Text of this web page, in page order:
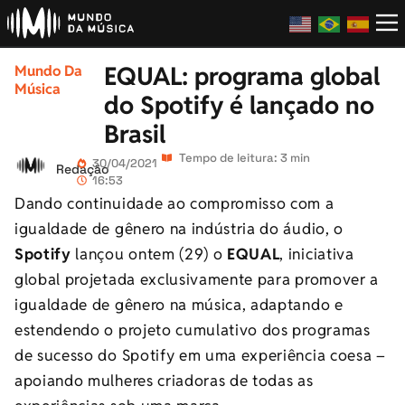
Mundo Da
Música
EQUAL: programa global
do Spotify é lançado no
Brasil
Redação30/04/2021
16:53
Tempo de leitura: 3 min
Dando continuidade ao compromisso com a
igualdade de gênero na indústria do áudio, o
Spotify lançou ontem (29) o EQUAL, iniciativa
global projetada exclusivamente para promover a
igualdade de gênero na música, adaptando e
estendendo o projeto cumulativo dos programas
de sucesso do Spotify em uma experiência coesa –
apoiando mulheres criadoras de todas as